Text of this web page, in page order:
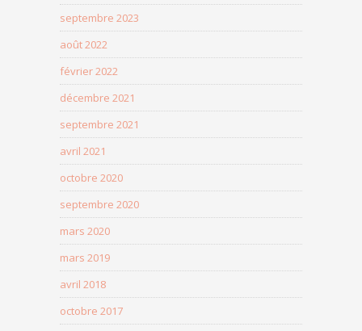
septembre 2023
août 2022
février 2022
décembre 2021
septembre 2021
avril 2021
octobre 2020
septembre 2020
mars 2020
mars 2019
avril 2018
octobre 2017